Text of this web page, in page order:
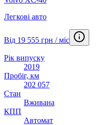
Легкові авто
Від 19 555 грн / міс
Рік випуску
2019
Пробіг, км
202 057
Стан
Вживана
КПП
Автомат